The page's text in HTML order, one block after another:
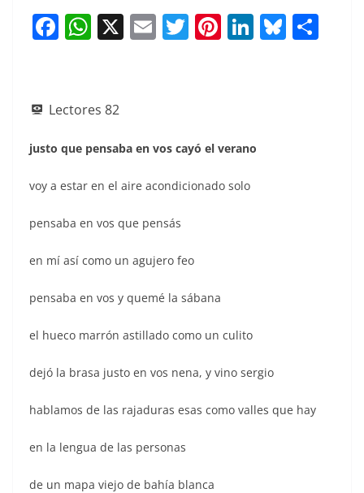
F
a
e
o
o
W
h
s
p
p
X E
m
T
w
Pi
nt
Li
n
n
Bl
u
Lectores 82
justo que pensaba en vos cayó el verano
voy a estar en el aire acondicionado solo
pensaba en vos que pensás
en mí así como un agujero feo
pensaba en vos y quemé la sábana
el hueco marrón astillado como un culito
dejó la brasa justo en vos nena, y vino sergio
hablamos de las rajaduras esas como valles que hay
en la lengua de las personas
de un mapa viejo de bahía blanca